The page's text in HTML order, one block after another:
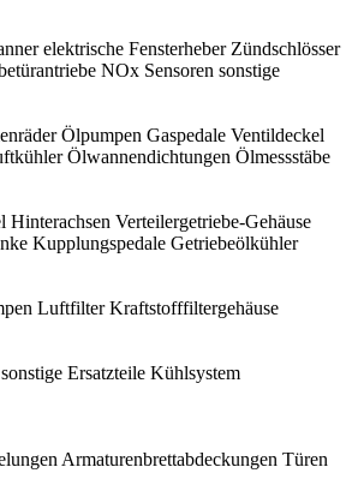
elektrische Fensterheber Zündschlösser
NOx Sensoren sonstige
Ölpumpen Gaspedale Ventildeckel
Ölwannendichtungen Ölmessstäbe
Hinterachsen Verteilergetriebe-Gehäuse
Kupplungspedale Getriebeölkühler
Luftfilter Kraftstofffiltergehäuse
sonstige Ersatzteile Kühlsystem
Armaturenbrettabdeckungen Türen